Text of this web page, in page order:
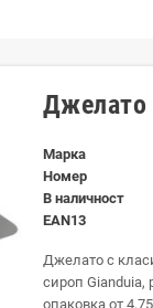
Джелато
Марка
Номер
В наличност
EAN13
Джелато с
сироп
опаковка от